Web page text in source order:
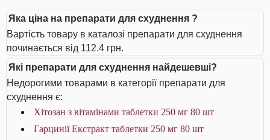
Яка ціна на препарати для схуднення ?
Вартість товару в каталозі препарати для схуднення
починається від 112.4 грн.
Які препарати для схуднення найдешевші?
Недорогими товарами в категорії препарати для
схуднення є:
Хітозан з вітамінами таблетки 250 мг 80 шт
Гарцинії Екстракт таблетки 250 мг 80 шт